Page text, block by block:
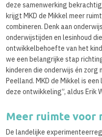
deze samenwerking
krijgt MKD de Mikkel meer
combineren. Denk aan
onderwijstijden en lesinhoud
ontwikkelbehoefte van het
we een belangrijke stap
kinderen die onderwijs én zorg
Peelland. MKD de Mikkel is
deze ontwikkeling”, aldus Erik
Meer ruimte voor
De landelijke